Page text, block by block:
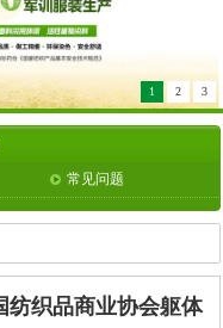
1 2 3
常见问题
纺织品商业协会躯体